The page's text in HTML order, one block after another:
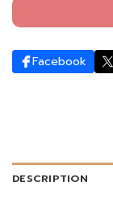
Facebook
DESCRIPTION